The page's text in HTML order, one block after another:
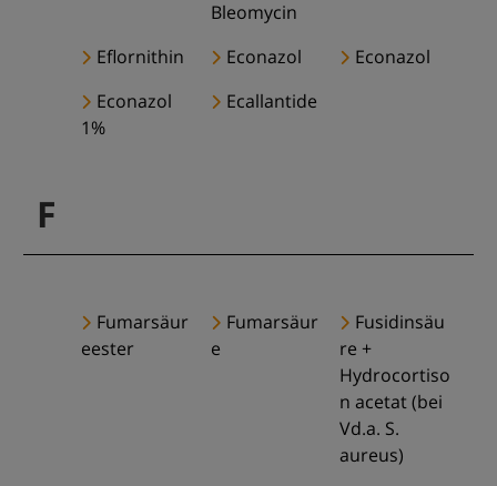
Bleomycin
Eflornithin
Econazol
Econazol
Econazol
1%
Ecallantide
F
Fumarsäur
eester
Fumarsäur
e
Fusidinsäu
re +
Hydrocortiso
n acetat (bei
Vd.a. S.
aureus)